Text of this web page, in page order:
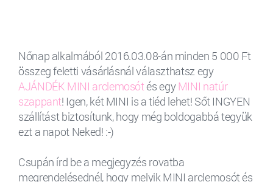
Nőnap alkalmából 2016.03.08-án minden 5 000 Ft
összeg feletti vásárlásnál választhatsz egy
AJÁNDÉK MINI arclemosótés egyMINI natúr
szappant! Igen, két MINI is a tiéd lehet! Sőt INGYEN
szállítást biztosítunk, hogy még boldogabbá tegyük
ezt a napot Neked! :-)
Csupán írd be a megjegyzés rovatba
megrendelésednél, hogy melyik MINI arclemosót és